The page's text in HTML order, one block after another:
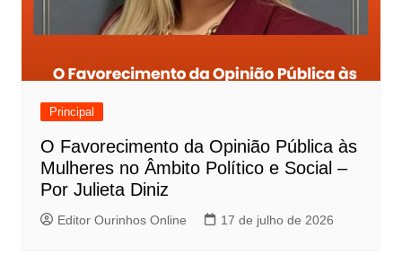
Principal
O Favorecimento da Opinião Pública às
Mulheres no Âmbito Político e Social –
Por Julieta Diniz
Editor Ourinhos Online 17 de julho de 2026